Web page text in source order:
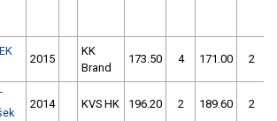
2015
KK
Brand
173.50 4 171.00 2
2014 KVS HK 196.20 2 189.60 2